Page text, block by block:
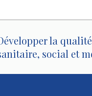
la
social et